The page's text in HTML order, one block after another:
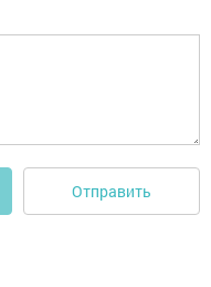
Отправить